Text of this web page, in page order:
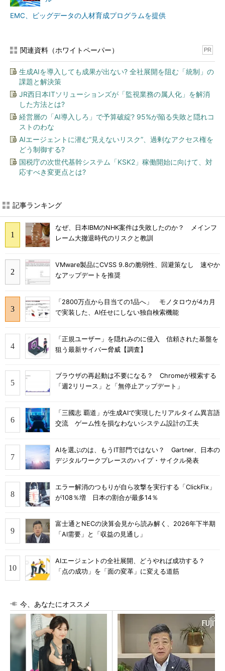
EMC、ビッグデータの人材育成プログラムを提供
関連資料（ホワイトペーパー） PR
生成AIを導入しても成果が出ない? 全社展開を阻む「統制」の
課題と解決策
JR西日本ITソリューションズが「監視業務の属人化」を解消
した方法とは?
経営層の「AI導入しろ」で予算破綻? 95%が陥る失敗と隠れコ
ストのわな
AIエージェントに潜む“見えないリスク”、過剰なアクセス権を
どう制御する?
国税庁の次世代基幹システム「KSK2」稼働開始に向けて、対
応すべき変更点とは?
記事ランキング
なぜ、日本IBMのNHK案件は失敗したのか？ メインフ
レーム大撤退時代のリスクと教訓
VMware製品にCVSS 9.8の脆弱性、回避策なし 速やか
なアップデートを推奨
「2800万点から目当ての1品へ」 モノタロウが4カ月
で実装した、AI任せにしない独自検索機能
「正規ユーザー」を隠れみのに侵入 信頼された基盤を
狙う最新サイバー脅威【調査】
ブラウザの再起動は不要になる？ Chromeが模索する
「週2リリース」と「無停止アップデート」
「三國志 覇道」が生成AIで実現したリアルタイム異言語
交流 ゲーム性を損なわないシステム設計の工夫
AIを選ぶのは、もうIT部門ではない？ Gartner、日本の
デジタルワークプレースのハイプ・サイクル発表
エラー解消のつもりが自ら攻撃を実行する「ClickFix」
が108％増 日本の割合が最多14％
富士通とNECの決算会見から読み解く、2026年下半期
「AI需要」と「収益の見通し」
AIエージェントの全社展開、どうやれば成功する？
「点の成功」を「面の変革」に変える道筋
今、あなたにオススメ